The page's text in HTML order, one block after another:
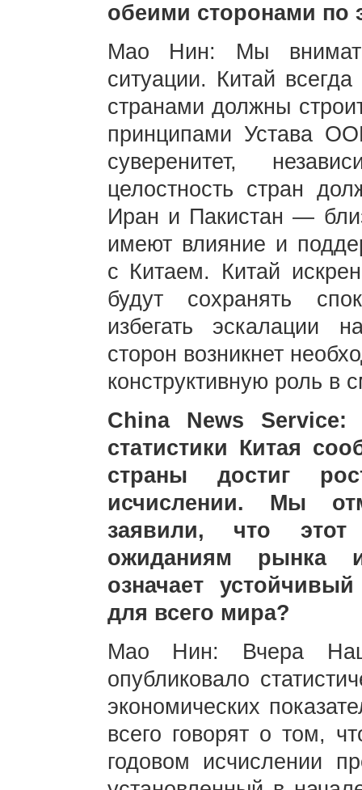
обеими сторонами по
Мао Нин: Мы
ситуации. Китай
странами должны
принципами Устава
суверенитет,
целостность стран
Иран и Пакистан —
имеют влияние и
с Китаем. Китай
будут сохранять
избегать эскалации
сторон возникнет
конструктивную роль в
China News
статистики Китая
страны достиг
исчислении. Мы
заявили, что этот
ожиданиям рынка
означает
для всего мира?
Мао Нин: Вчера
опубликовало
экономических
всего говорят о том,
годовом исчислении